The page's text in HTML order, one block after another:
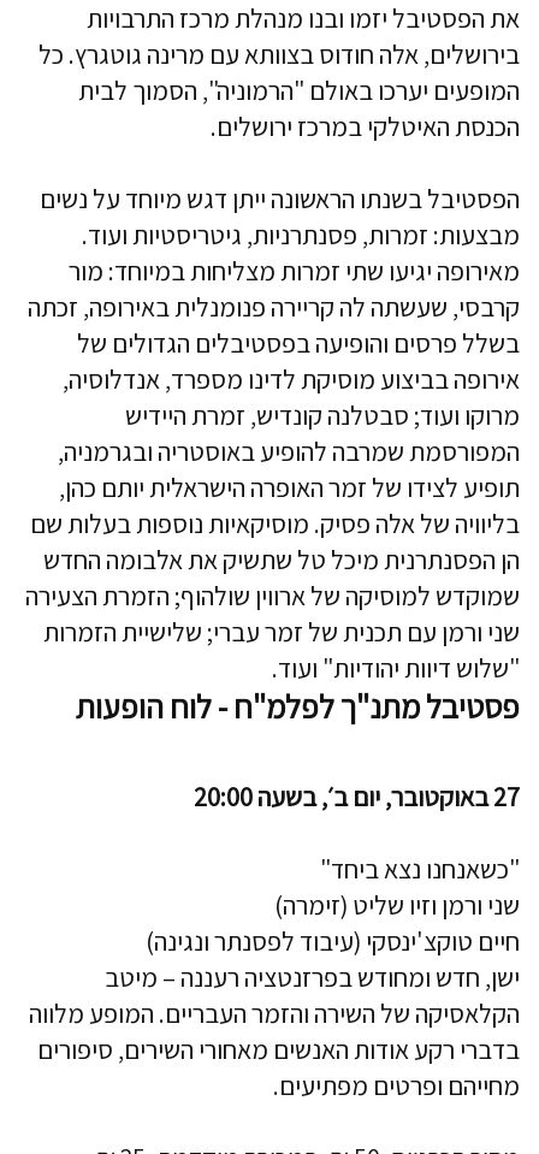
את הפסטיבל יזמו ובנו מנהלת מרכז התרבויות
בירושלים, אלה חודוס בצוותא עם מרינה גוטגרץ. כל
המופעים יערכו באולם "הרמוניה", הסמוך לבית
הכנסת האיטלקי במרכז ירושלים.
הפסטיבל בשנתו הראשונה ייתן דגש מיוחד על נשים
מבצעות: זמרות, פסנתרניות, גיטריסטיות ועוד.
מאירופה יגיעו שתי זמרות מצליחות במיוחד: מור
קרבסי, שעשתה לה קריירה פנומנלית באירופה, זכתה
בשלל פרסים והופיעה בפסטיבלים הגדולים של
אירופה בביצוע מוסיקת לדינו מספרד, אנדלוסיה,
מרוקו ועוד; סבטלנה קונדיש, זמרת היידיש
המפורסמת שמרבה להופיע באוסטריה ובגרמניה,
תופיע לצידו של זמר האופרה הישראלית יותם כהן,
בליוויה של אלה פסיק. מוסיקאיות נוספות בעלות שם
הן הפסנתרנית מיכל טל שתשיק את אלבומה החדש
שמוקדש למוסיקה של ארווין שולהוף; הזמרת הצעירה
שני ורמן עם תכנית של זמר עברי; שלישיית הזמרות
"שלוש דיוות יהודיות" ועוד.
פסטיבל מתנ"ך לפלמ"ח - לוח הופעות
27 באוקטובר, יום ב׳, בשעה 20:00
"כשאנחנו נצא ביחד"
שני ורמן וזיו שליט (זימרה)
חיים טוקצ'ינסקי (עיבוד לפסנתר ונגינה)
ישן, חדש ומחודש בפרזנטציה רעננה – מיטב
הקלאסיקה של השירה והזמר העבריים. המופע מלווה
בדברי רקע אודות האנשים מאחורי השירים, סיפורים
מחייהם ופרטים מפתיעים.